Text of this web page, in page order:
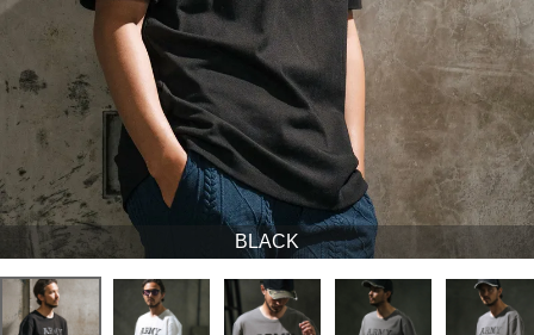
BLACK